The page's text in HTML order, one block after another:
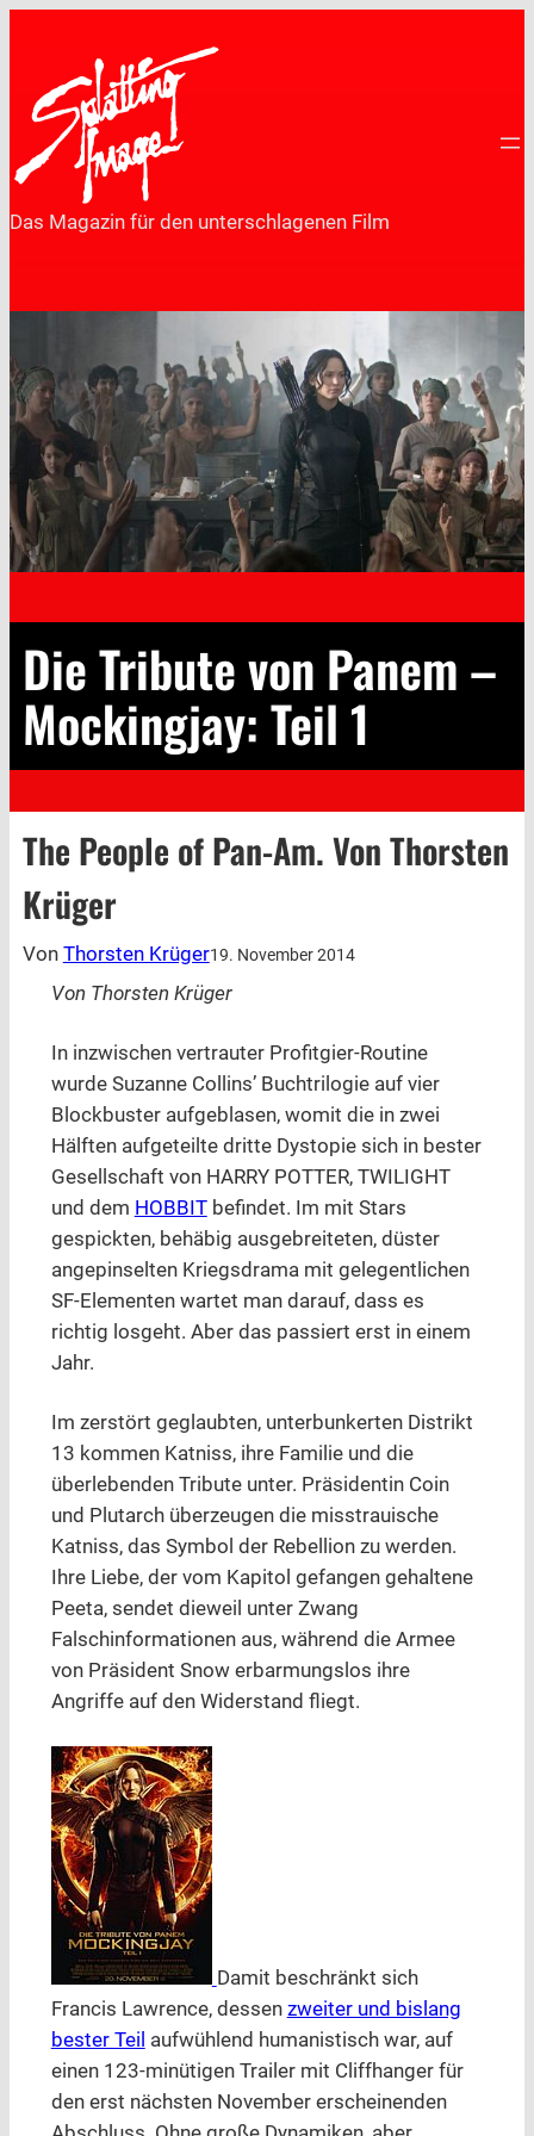
springen
Das Magazin für den unterschlagenen Film
Die Tribute von Panem –
Mockingjay: Teil 1
The People of Pan-Am. Von Thorsten
Krüger
Von Thorsten Krüger19. November 2014
Von Thorsten Krüger
In inzwischen vertrauter Profitgier-Routine
wurde Suzanne Collins’ Buchtrilogie auf vier
Blockbuster aufgeblasen, womit die in zwei
Hälften aufgeteilte dritte Dystopie sich in bester
Gesellschaft von HARRY POTTER, TWILIGHT
und dem HOBBITbefindet. Im mit Stars
gespickten, behäbig ausgebreiteten, düster
angepinselten Kriegsdrama mit gelegentlichen
SF-Elementen wartet man darauf, dass es
richtig losgeht. Aber das passiert erst in einem
Jahr.
Im zerstört geglaubten, unterbunkerten Distrikt
13 kommen Katniss, ihre Familie und die
überlebenden Tribute unter. Präsidentin Coin
und Plutarch überzeugen die misstrauische
Katniss, das Symbol der Rebellion zu werden.
Ihre Liebe, der vom Kapitol gefangen gehaltene
Peeta, sendet dieweil unter Zwang
Falschinformationen aus, während die Armee
von Präsident Snow erbarmungslos ihre
Angriffe auf den Widerstand fliegt.
Damit beschränkt sich
Francis Lawrence, dessen zweiter und bislang
bester Teil aufwühlend humanistisch war, auf
einen 123-minütigen Trailer mit Cliffhanger für
den erst nächsten November erscheinenden